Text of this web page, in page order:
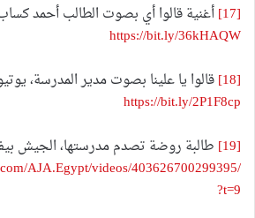
[17]
أغنية قالوا أي بصوت الطالب أحمد
https://bit.ly/36kHAQW
[18]
قالوا يا علينا بصوت مدير المدرسة،
https://bit.ly/2P1F8cp
[19]
طالبة روضة تصدم مدرستها، الجيش
AJA.Egypt/videos/403626700299395/
?t=9